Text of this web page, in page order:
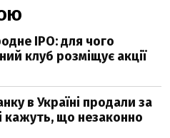
IPO: для чого
клуб розміщує акції
в Україні продали за
кажуть, що незаконно